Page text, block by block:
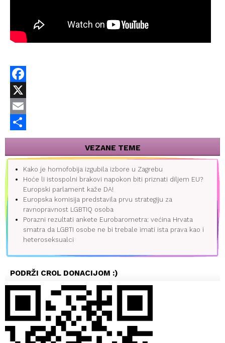
Facebook
X
Email
Share
VEZANE TEME
Kako je homofobija izgubila izbore u Zagrebu
Hoće li istospolni brakovi napokon biti priznati diljem EU?
Europski parlament kaže DA!
Europska komisija predstavila prvu strategiju za
ravnopravnost LGBTIQ osoba
Porazni rezultati ankete Eurobarometra: većina Hrvata
smatra da LGBTI osobe ne bi trebale imati ista prava kao i
heteroseksualci
PODRŽI CROL DONACIJOM :)